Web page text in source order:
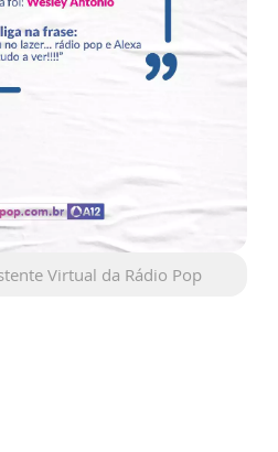
Virtual da Rádio Pop